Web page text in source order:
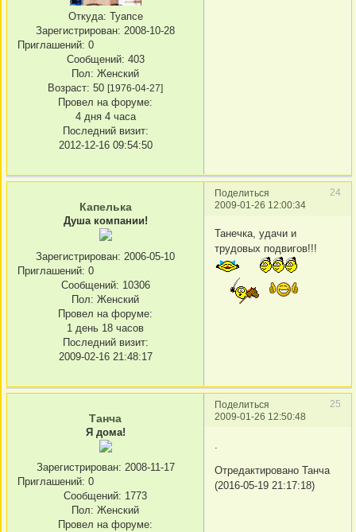
Откуда: Туапсе
Зарегистрирован: 2008-10-28
Приглашений: 0
Сообщений: 403
Пол: Женский
Возраст: 50 [1976-04-27]
Провел на форуме:
4 дня 4 часа
Последний визит:
2012-12-16 09:54:50
Поделиться
24
2009-01-26 12:00:34
Капелька
Душа компании!
Зарегистрирован: 2006-05-10
Приглашений: 0
Сообщений: 10306
Пол: Женский
Провел на форуме:
1 день 18 часов
Последний визит:
2009-02-16 21:48:17
Танечка, удачи и
трудовых подвигов!!!
Поделиться
25
2009-01-26 12:50:48
Танча
Я дома!
Зарегистрирован: 2008-11-17
Приглашений: 0
Сообщений: 1773
Пол: Женский
Провел на форуме:
Отредактировано Танча
(2016-05-19 21:17:18)